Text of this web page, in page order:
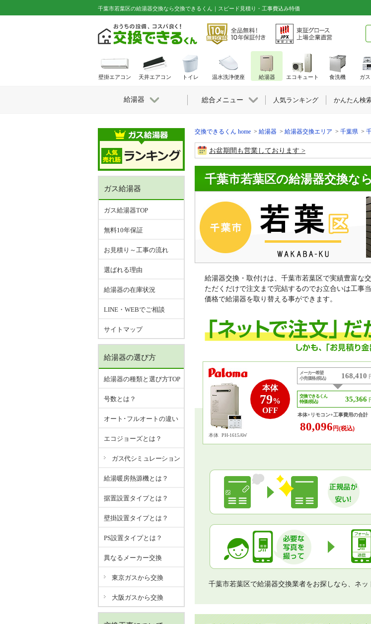
千葉市若葉区の給湯器交換なら交換できるくん｜スピード見積り・工事費込み特価
交換できるくん home 給湯器 給湯器交換エリア 千葉県
お盆期間も営業しております
千葉市若葉区の給湯器交換な
給湯器交換・取付けは、千葉市若葉区で実績豊富な
ただくだけで注文まで完結するのでお立合いは工事
価格で給湯器を取り替える事ができます。
本体
79%
OFF
本体 PH-1615AW
メーカー希望
小売価格 (税込)
168,410
交換できるくん
特価 (税込)
35,366
本体+リモコン+工事費用の合計
80,096 円(税込)
千葉市若葉区で給湯器交換業者をお探しなら、ネ
ガス給湯器
ガス給湯器TOP
無料10年保証
お見積り～工事の流れ
選ばれる理由
給湯器の在庫状況
LINE・WEBでご相談
サイトマップ
給湯器の選び方
給湯器の種類と選び方TOP
号数とは？
オート･フルオートの違い
エコジョーズとは？
ガス代シミュレーション
給湯暖房熱源機とは？
据置設置タイプとは？
壁掛設置タイプとは？
PS設置タイプとは？
異なるメーカー交換
東京ガスから交換
大阪ガスから交換
壁掛エアコン 天井エアコン トイレ 温水洗浄便座 給湯器 エコキュート 食洗機 ガ
給湯器 総合メニュー 人気ランキング かんたん検